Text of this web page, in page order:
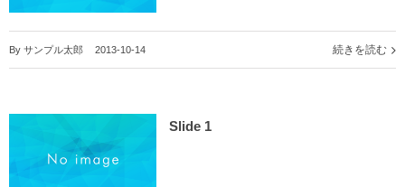
By サンプル太郎 2013-10-14 続きを読む
Slide 1